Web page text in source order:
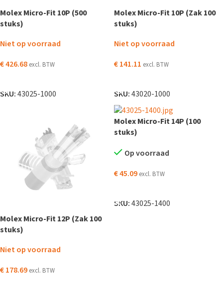
Molex Micro-Fit 10P (500
stuks)
Niet op voorraad
€426.68 excl. BTW
SKU:43025-1000
Molex Micro-Fit 10P (Zak 100
stuks)
Niet op voorraad
€141.11 excl. BTW
SKU:43020-1000
Molex Micro-Fit 12P (Zak 100
stuks)
Niet op voorraad
€178.69 excl. BTW
Molex Micro-Fit 14P (100
stuks)
Op voorraad
€45.09 excl. BTW
SKU:43025-1400